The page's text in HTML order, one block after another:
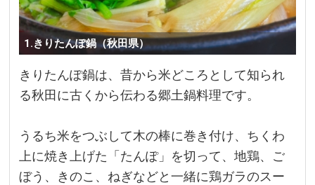
1.きりたんぽ鍋（秋田県）
きりたんぽ鍋は、昔から米どころとして知られ
る秋田に古くから伝わる郷土鍋料理です。
うるち米をつぶして木の棒に巻き付け、ちくわ
上に焼き上げた「たんぽ」を切って、地鶏、ご
ぼう、きのこ、ねぎなどと一緒に鶏ガラのスー